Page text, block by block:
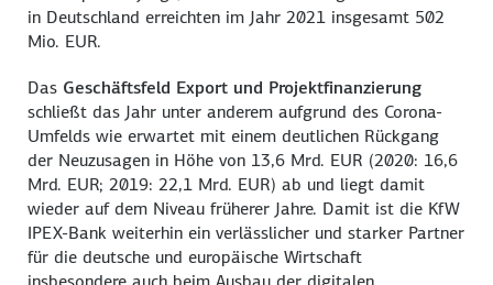
in Deutschland erreichten im Jahr 2021 insgesamt 502
Mio. EUR.
Das Geschäftsfeld Export und Projektfinanzierung
schließt das Jahr unter anderem aufgrund des Corona-
Umfelds wie erwartet mit einem deutlichen Rückgang
der Neuzusagen in Höhe von 13,6 Mrd. EUR (2020: 16,6
Mrd. EUR; 2019: 22,1 Mrd. EUR) ab und liegt damit
wieder auf dem Niveau früherer Jahre. Damit ist die KfW
IPEX-Bank weiterhin ein verlässlicher und starker Partner
für die deutsche und europäische Wirtschaft